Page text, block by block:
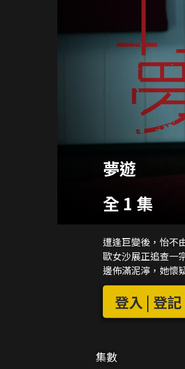
夢遊
全 1 集
遭逢巨變後，怡不
歐女沙展正追查一
邊佈滿泥濘，她懷
登入 | 登記
集數